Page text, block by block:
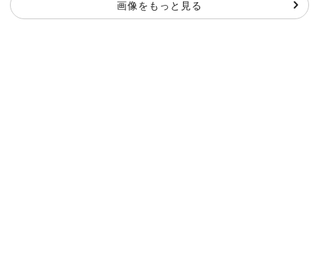
画像をもっと見る